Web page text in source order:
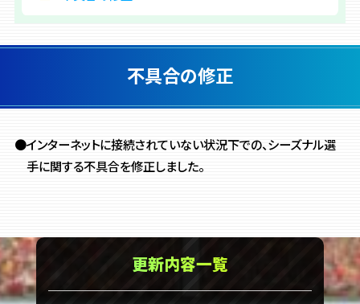
不具合の修正
●インターネットに接続されていない状況下での、シーズナル選
手に関する不具合を修正しました。
更新内容一覧